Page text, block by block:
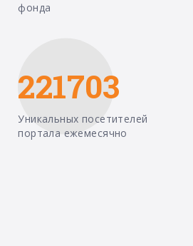
фонда
221703
Уникальных посетителей
портала ежемесячно